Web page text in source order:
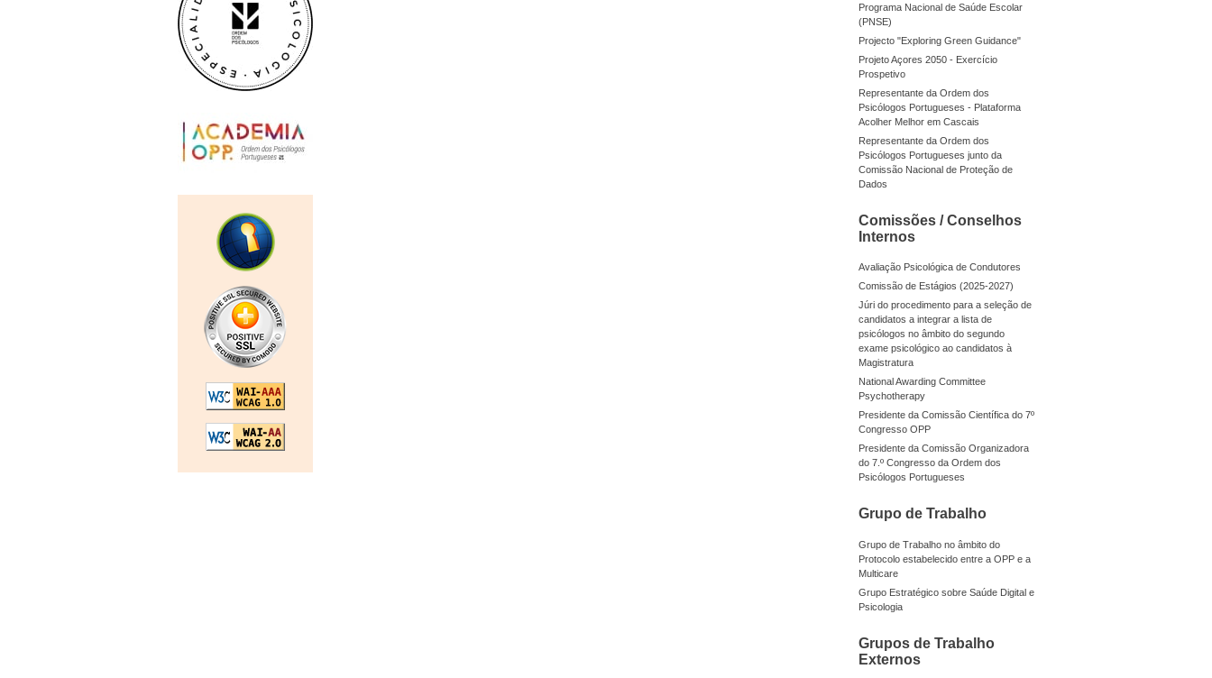
Programa Nacional de Saúde Escolar
(PNSE)
Projecto "Exploring Green Guidance"
Projeto Açores 2050 - Exercício
Prospetivo
Representante da Ordem dos
Psicólogos Portugueses - Plataforma
Acolher Melhor em Cascais
Representante da Ordem dos
Psicólogos Portugueses junto da
Comissão Nacional de Proteção de
Dados
Comissões / Conselhos
Internos
Avaliação Psicológica de Condutores
Comissão de Estágios (2025-2027)
Júri do procedimento para a seleção de
candidatos a integrar a lista de
psicólogos no âmbito do segundo
exame psicológico ao candidatos à
Magistratura
National Awarding Committee
Psychotherapy
Presidente da Comissão Científica do 7º
Congresso OPP
Presidente da Comissão Organizadora
do 7.º Congresso da Ordem dos
Psicólogos Portugueses
Grupo de Trabalho
Grupo de Trabalho no âmbito do
Protocolo estabelecido entre a OPP e a
Multicare
Grupo Estratégico sobre Saúde Digital e
Psicologia
Grupos de Trabalho
Externos